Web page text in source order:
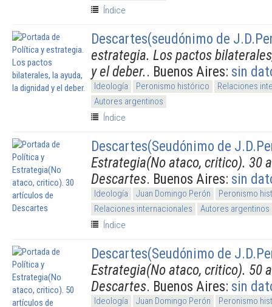
Índice
Descartes(seudónimo de
estrategia. Los pactos
y el deber.. Buenos Aires: sin
Ideología Peronismo histórico
Relaciones
Autores argentinos
Índice
Descartes(Seudónimo de
Estrategia(No ataco, critico). 30
Descartes. Buenos Aires: sin
Ideología Juan Domingo Perón
Peronismo
Relaciones internacionales
Autores argentinos
Índice
Descartes(Seudónimo de
Estrategia(No ataco, critico). 50
Descartes. Buenos Aires: sin
Ideología Juan Domingo Perón
Peronismo